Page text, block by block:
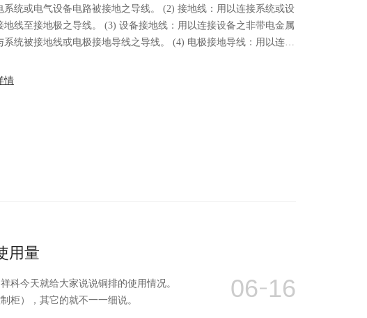
或电气设备电路被接地之导线。 (2) 接地线：用以连接系统或设
极之导线。 (3) 设备接地线：用以连接设备之非带电金属
被接地线或电极接地导线之导线。 (4) 电极接地导线：用以连接
大地电位之金属物体。 (6) 接地总线：连接于各个接地极以维
情
用量
科今天就给大家说说铜排的使用情况。
柜），其它的就不一一细说。
06 16